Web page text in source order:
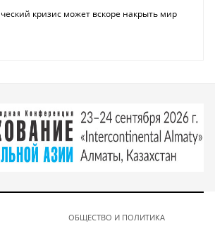
кризис может вскоре накрыть мир
ОБЩЕСТВО И ПОЛИТИКА